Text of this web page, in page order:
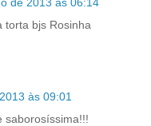
torta bjs Rosinha
às 09:01
saborosíssima!!!